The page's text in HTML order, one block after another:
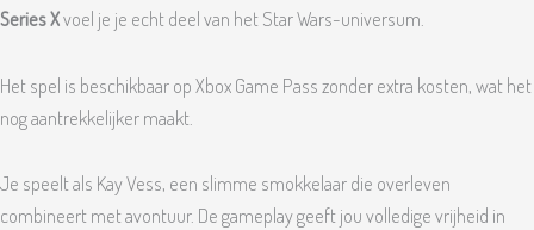
Series Xvoel je je echt deel van het Star Wars-universum.
Het spel is beschikbaar op Xbox Game Pass zonder extra kosten, wat het
nog aantrekkelijker maakt.
Je speelt als Kay Vess, een slimme smokkelaar die overleven
combineert met avontuur. De gameplay geeft jou volledige vrijheid in